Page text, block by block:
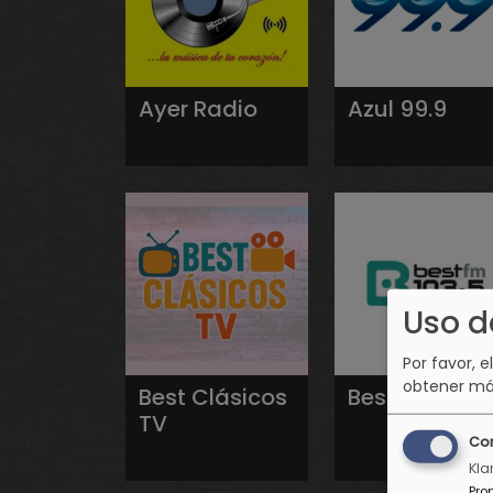
Ayer Radio Azul 99.9
Best Clásicos
TV
Best FM
Uso
Por favor,
obtener